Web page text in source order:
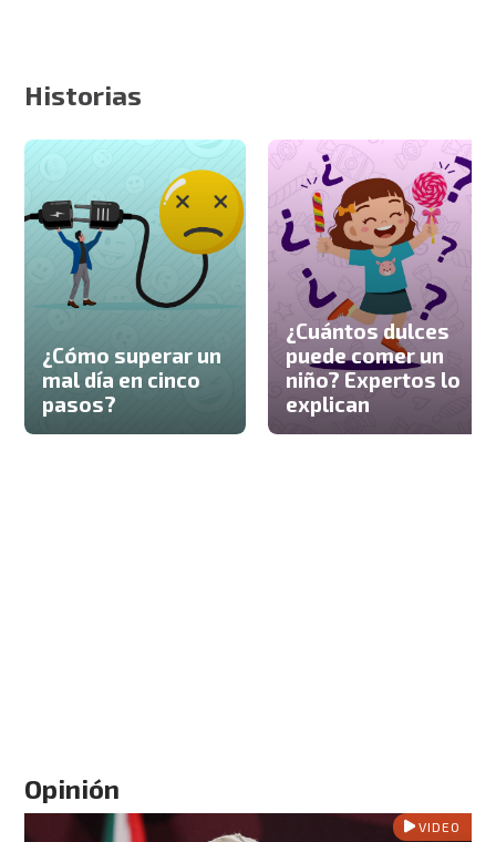
Historias
¿Cómo superar un
mal día en cinco
pasos?
¿Cuántos dulces
puede comer un
niño? Expertos lo
explican
Opinión
VIDEO